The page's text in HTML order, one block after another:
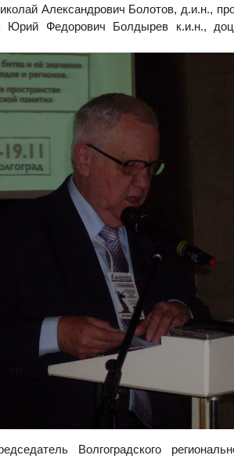
Александрович Болотов, д.и.н.,
Юрий Федорович Болдырев к.и.н.,
Волгоградского